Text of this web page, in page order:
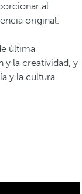
al
original.
última
y la creatividad, y
y la cultura